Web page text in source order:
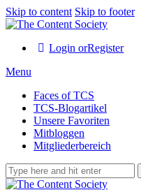
Skip to content Skip to footer
Login orRegister
Menu
Faces of TCS
TCS-Blogartikel
Unsere Favoriten
Mitbloggen
Mitgliederbereich